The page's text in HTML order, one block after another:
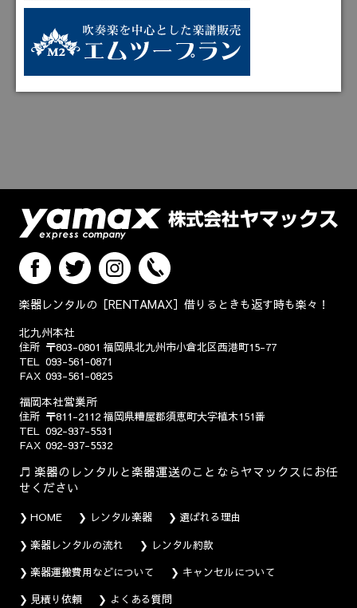
楽器レンタルの［RENTAMAX］借りるときも返す時も楽々！
北九州本社
住所 〒803-0801 福岡県北九州市小倉北区西港町15-77
TEL 093-561-0871
FAX 093-561-0825
福岡本社営業所
住所 〒811-2112 福岡県糟屋郡須恵町大字植木151番
TEL 092-937-5531
FAX 092-937-5532
楽器のレンタルと楽器運送のことならヤマックスにお任
せください
HOME レンタル楽器
選ばれる理由
楽器レンタルの流れ
レンタル約款
楽器運搬費用などについて
キャンセルについて
見積り依頼
よくある質問